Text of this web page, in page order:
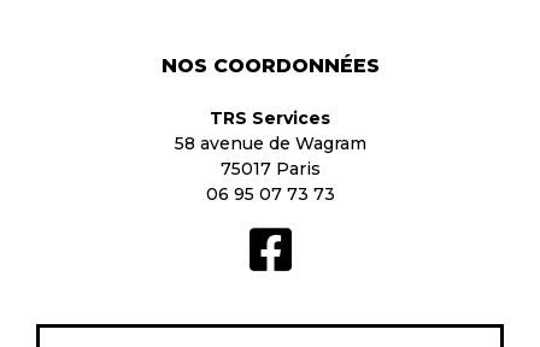
NOS COORDONNÉES
TRS Services
58 avenue de Wagram
75017 Paris
06 95 07 73 73